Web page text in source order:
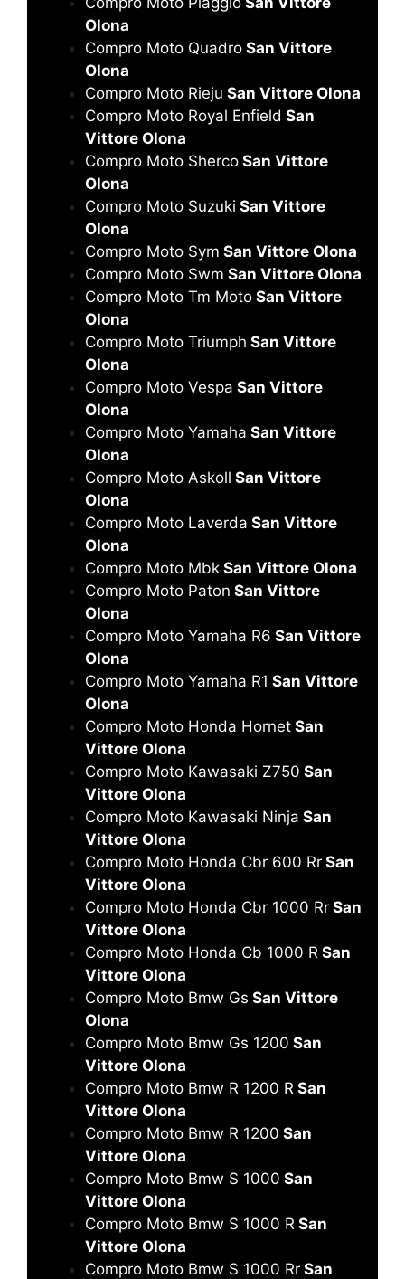
Olona
Compro Moto Quadro San Vittore
Olona
Compro Moto Rieju San Vittore Olona
Compro Moto Royal Enfield San
Vittore Olona
Compro Moto Sherco San Vittore
Olona
Compro Moto Suzuki San Vittore
Olona
Compro Moto Sym San Vittore Olona
Compro Moto Swm San Vittore Olona
Compro Moto Tm Moto San Vittore
Olona
Compro Moto Triumph San Vittore
Olona
Compro Moto Vespa San Vittore
Olona
Compro Moto Yamaha San Vittore
Olona
Compro Moto Askoll San Vittore
Olona
Compro Moto Laverda San Vittore
Olona
Compro Moto Mbk San Vittore Olona
Compro Moto Paton San Vittore
Olona
Compro Moto Yamaha R6 San Vittore
Olona
Compro Moto Yamaha R1 San Vittore
Olona
Compro Moto Honda Hornet San
Vittore Olona
Compro Moto Kawasaki Z750 San
Vittore Olona
Compro Moto Kawasaki Ninja San
Vittore Olona
Compro Moto Honda Cbr 600 Rr San
Vittore Olona
Compro Moto Honda Cbr 1000 Rr San
Vittore Olona
Compro Moto Honda Cb 1000 R San
Vittore Olona
Compro Moto Bmw Gs San Vittore
Olona
Compro Moto Bmw Gs 1200 San
Vittore Olona
Compro Moto Bmw R 1200 R San
Vittore Olona
Compro Moto Bmw R 1200 San
Vittore Olona
Compro Moto Bmw S 1000 San
Vittore Olona
Compro Moto Bmw S 1000 R San
Vittore Olona
Compro Moto Bmw S 1000 Rr San